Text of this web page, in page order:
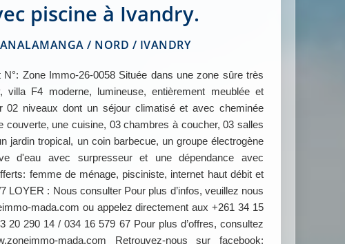
piscine à Ivandry.
ANALAMANGA / NORD / IVANDRY
Zone Immo-26-0058 Située dans une zone sûre très
villa F4 moderne, lumineuse, entièrement meublée et
02 niveaux dont un séjour climatisé et avec cheminée
couverte, une cuisine, 03 chambres à coucher, 03 salles
jardin tropical, un coin barbecue, un groupe électrogène
d'eau avec surpresseur et une dépendance avec
femme de ménage, pisciniste, internet haut débit et
LOYER : Nous consulter Pour plus d’infos, veuillez nous
mada.com ou appelez directement aux +261 34 15
20 290 14 / 034 16 579 67 Pour plus d’offres, consultez
mada.com Retrouvez-nous sur facebook: